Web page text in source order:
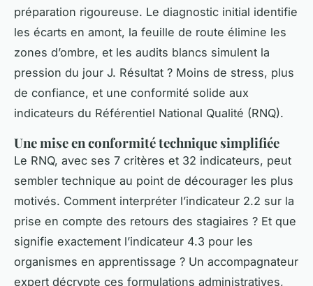
préparation rigoureuse. Le diagnostic initial identifie
les écarts en amont, la feuille de route élimine les
zones d’ombre, et les audits blancs simulent la
pression du jour J. Résultat ? Moins de stress, plus
de confiance, et une conformité solide aux
indicateurs du Référentiel National Qualité (RNQ).
Une mise en conformité technique simplifiée
Le RNQ, avec ses 7 critères et 32 indicateurs, peut
sembler technique au point de décourager les plus
motivés. Comment interpréter l’indicateur 2.2 sur la
prise en compte des retours des stagiaires ? Et que
signifie exactement l’indicateur 4.3 pour les
organismes en apprentissage ? Un accompagnateur
expert décrypte ces formulations administratives,